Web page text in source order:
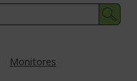
Monitores